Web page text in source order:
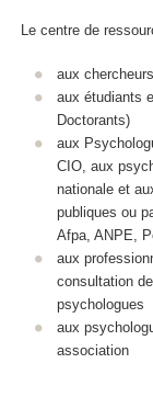
Le centre de
aux
aux étudiants
Doctorants)
aux
CIO, aux
nationale et
publiques ou
Afpa, ANPE,
aux
consultation
psychologues
aux
association